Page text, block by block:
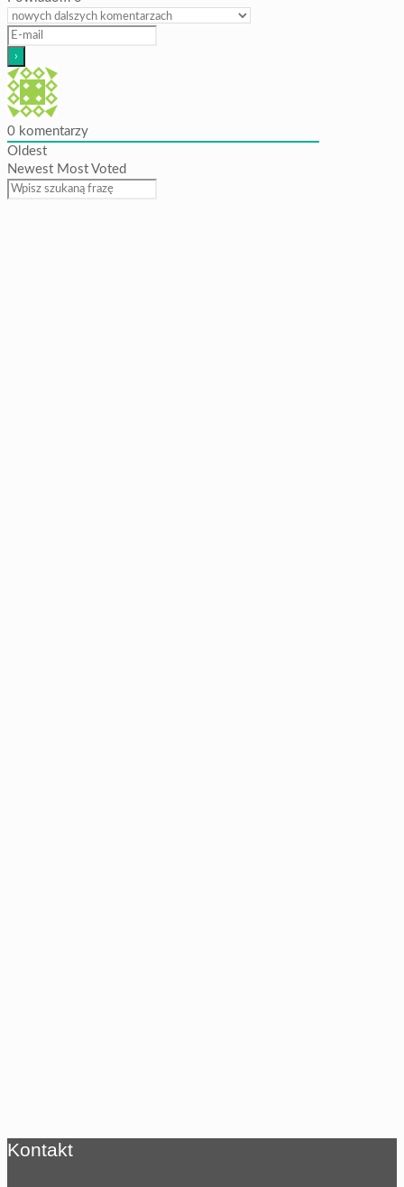
0 komentarzy
Oldest
Newest Most Voted
Kontakt